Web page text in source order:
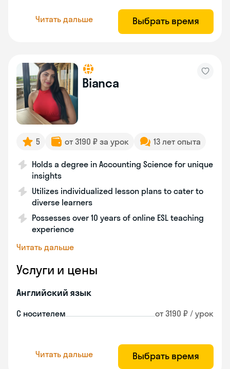
Читать дальше Выбрать время
Bianca
5 от 3190 ₽ за урок 13 лет опыта
Holds a degree in Accounting Science for unique
insights
Utilizes individualized lesson plans to cater to
diverse learners
Possesses over 10 years of online ESL teaching
experience
Читать дальше
Услуги и цены
Английский язык
С носителем от 3190 ₽ / урок
Читать дальше Выбрать время